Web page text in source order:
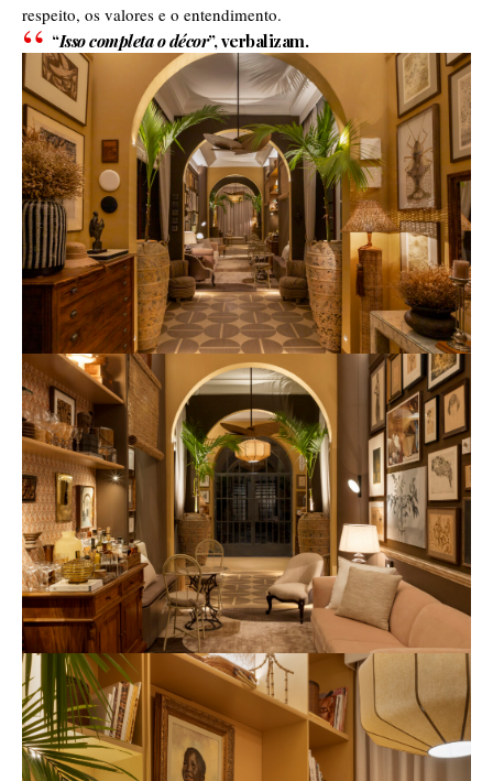
respeito, os valores e o entendimento.
“Isso completa o décor”, verbalizam.